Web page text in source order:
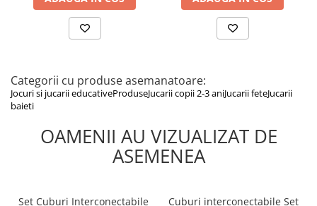
Categorii cu produse asemanatoare:
Jocuri si jucarii educativeProduseJucarii copii 2-3 aniJucarii feteJucarii
baieti
OAMENII AU VIZUALIZAT DE
ASEMENEA
Set Cuburi Interconectabile
Cuburi interconectabile Set